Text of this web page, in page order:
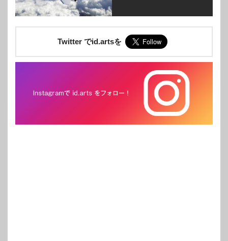
Twitter でid.artsを